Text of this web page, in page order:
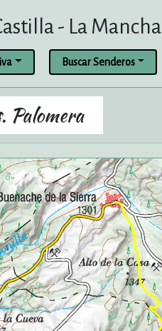
- La Mancha
Buscar Senderos
Palomera